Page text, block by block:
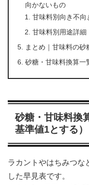
向かないもの
甘味料別向き不向
甘味料別用途詳細
まとめ｜甘味料の砂
砂糖・甘味料換算一
砂糖・甘味料換
基準値1とする）
ラカントやはちみつな
した早見表です。